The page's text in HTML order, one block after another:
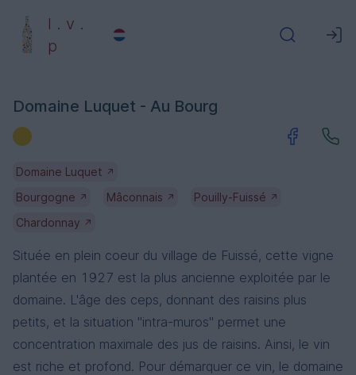
l . v .
p
Domaine Luquet - Au Bourg
Domaine Luquet ↗
Bourgogne ↗ Mâconnais ↗ Pouilly-Fuissé ↗
Chardonnay ↗
Située en plein coeur du village de Fuissé, cette vigne
plantée en 1927 est la plus ancienne exploitée par le
domaine. L'âge des ceps, donnant des raisins plus
petits, et la situation "intra-muros" permet une
concentration maximale des jus de raisins. Ainsi, le vin
est riche et profond. Pour démarquer ce vin, le domaine